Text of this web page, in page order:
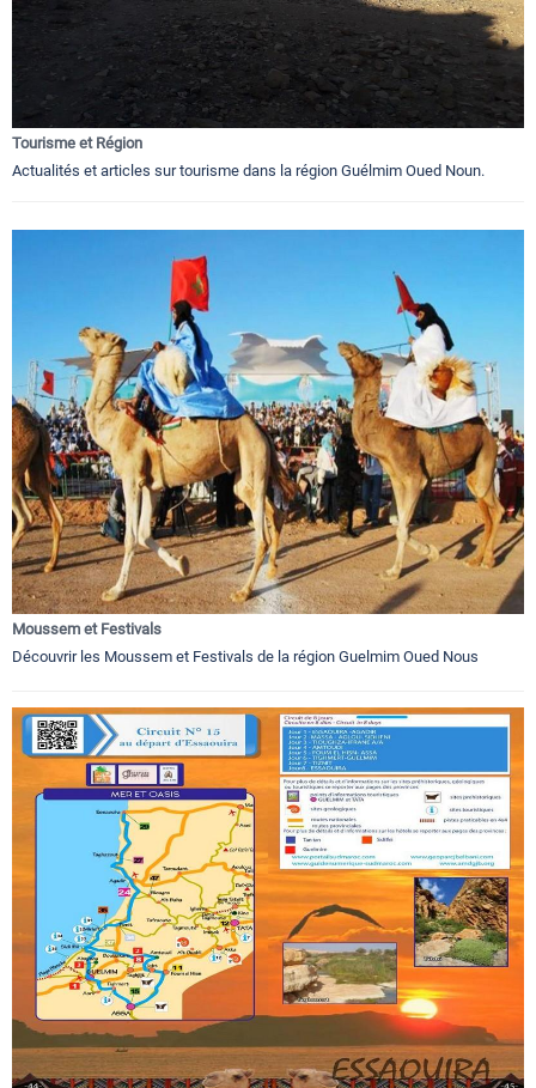
Tourisme et Région
Actualités et articles sur tourisme dans la région Guélmim Oued Noun.
Moussem et Festivals
Découvrir les Moussem et Festivals de la région Guelmim Oued Nous